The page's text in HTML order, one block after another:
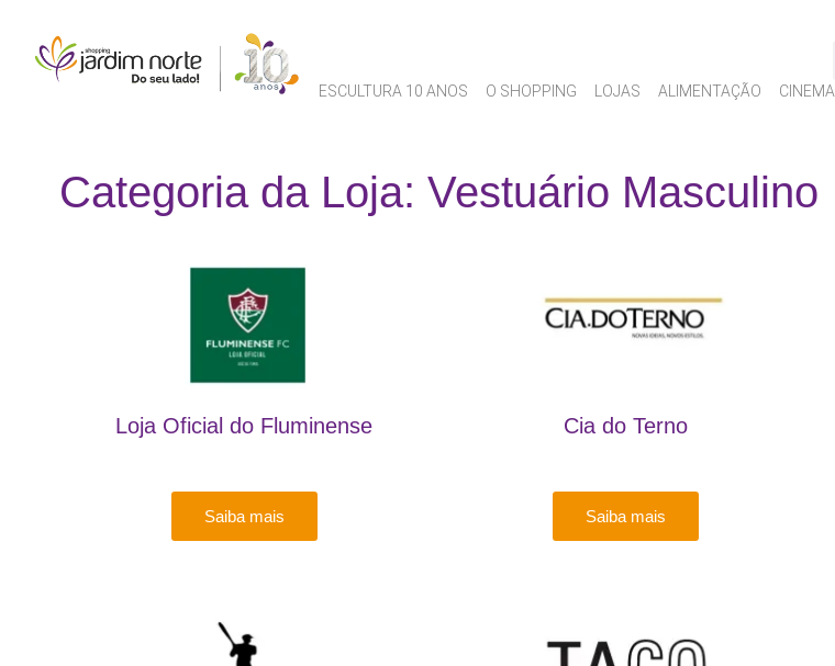
ESCULTURA 10 ANOS O SHOPPING LOJAS ALIMENTAÇÃO CINEMA
Categoria da Loja: Vestuário Masculino
Loja Oficial do Fluminense
Saiba mais
Cia do Terno
Saiba mais